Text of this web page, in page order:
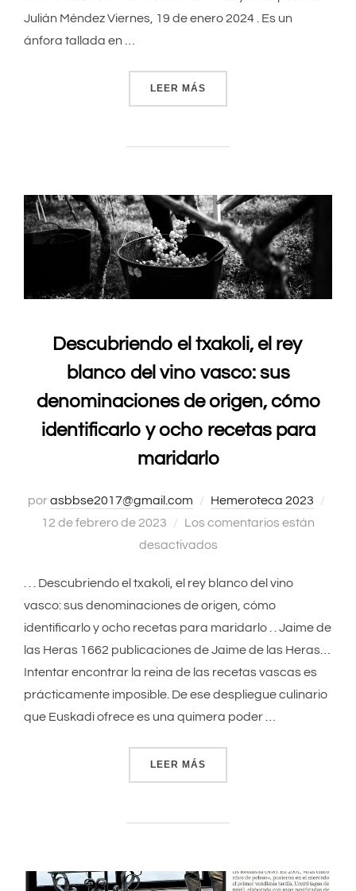
Julián Méndez Viernes, 19 de enero 2024 . Es un
ánfora tallada en …
LEER MÁS
Descubriendo el txakoli, el rey
blanco del vino vasco: sus
denominaciones de origen, cómo
identificarlo y ocho recetas para
maridarlo
porasbbse2017@gmail.com Hemeroteca 2023
12 de febrero de 2023
Los comentarios están
desactivados
. . . Descubriendo el txakoli, el rey blanco del vino
vasco: sus denominaciones de origen, cómo
identificarlo y ocho recetas para maridarlo . . Jaime de
las Heras 1662 publicaciones de Jaime de las Heras…
Intentar encontrar la reina de las recetas vascas es
prácticamente imposible. De ese despliegue culinario
que Euskadi ofrece es una quimera poder …
LEER MÁS